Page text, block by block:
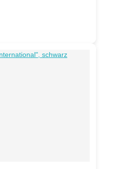
Farbauftrag
der Seite zum
der Servietten.